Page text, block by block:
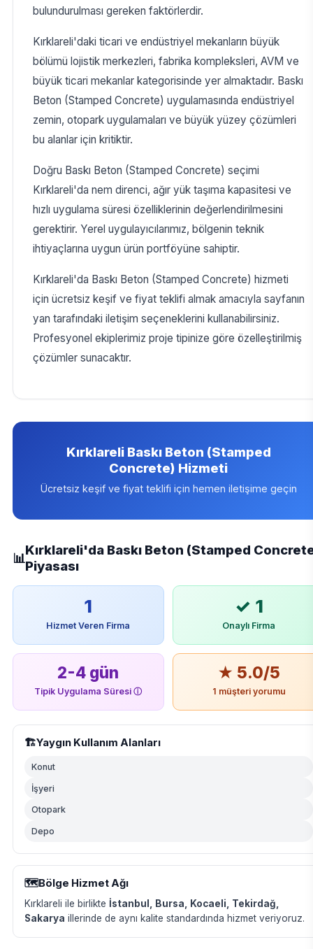
bulundurulması gereken faktörlerdir.
Kırklareli'daki ticari ve endüstriyel mekanların büyük
bölümü lojistik merkezleri, fabrika kompleksleri, AVM ve
büyük ticari mekanlar kategorisinde yer almaktadır. Baskı
Beton (Stamped Concrete) uygulamasında endüstriyel
zemin, otopark uygulamaları ve büyük yüzey çözümleri
bu alanlar için kritiktir.
Doğru Baskı Beton (Stamped Concrete) seçimi
Kırklareli'da nem direnci, ağır yük taşıma kapasitesi ve
hızlı uygulama süresi özelliklerinin değerlendirilmesini
gerektirir. Yerel uygulayıcılarımız, bölgenin teknik
ihtiyaçlarına uygun ürün portföyüne sahiptir.
Kırklareli'da Baskı Beton (Stamped Concrete) hizmeti
için ücretsiz keşif ve fiyat teklifi almak amacıyla sayfanın
yan tarafındaki iletişim seçeneklerini kullanabilirsiniz.
Profesyonel ekiplerimiz proje tipinize göre özelleştirilmiş
çözümler sunacaktır.
Kırklareli Baskı Beton (Stamped
Concrete) Hizmeti
Ücretsiz keşif ve fiyat teklifi için hemen iletişime geçin
📊
Kırklareli'da Baskı Beton (Stamped
Piyasası
1
Hizmet Veren Firma
✓ 1
Onaylı Firma
2-4 gün
Tipik Uygulama Süresiⓘ
★ 5.0/5
1 müşteri yorumu
🏗️Yaygın Kullanım Alanları
Konut
İşyeri
Otopark
Depo
🗺️Bölge Hizmet Ağı
Kırklareli ile birlikte İstanbul, Bursa, Kocaeli, Tekirdağ,
Sakarya illerinde de aynı kalite standardında hizmet veriyoruz.